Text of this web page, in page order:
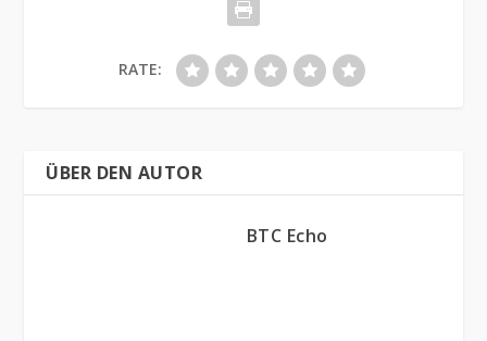
RATE:
ÜBER DEN AUTOR
BTC Echo